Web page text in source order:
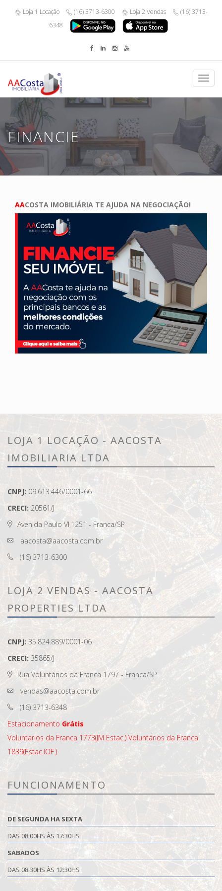
Loja 1 Locação (16) 3713-6300 Loja 2 Vendas
(16) 3713-
6348
FINANCIE
AACOSTA IMOBILIÁRIA TE AJUDA NA NEGOCIAÇÃO!
LOJA 1 LOCAÇÃO - AACOSTA
IMOBILIARIA LTDA
CNPJ: 09.613.446/0001-66
CRECI: 20561/J
Avenida Paulo VI,1251 - Franca/SP
aacosta@aacosta.com.br
(16) 3713-6300
LOJA 2 VENDAS - AACOSTA
PROPERTIES LTDA
CNPJ: 35.824.889/0001-06
CRECI: 35865/J
Rua Voluntários da Franca 1797 - Franca/SP
vendas@aacosta.com.br
(16) 3713-6348
Estacionamento Grátis
Voluntarios da Franca 1773(JM Estac.) Voluntários da Franca
1839(Estac.IOF.)
FUNCIONAMENTO
DE SEGUNDA HA SEXTA
DAS 08:00HS ÀS 17:30HS
SABADOS
DAS 08:30HS ÀS 12:30HS